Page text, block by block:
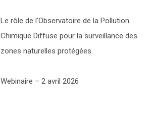
Le rôle de l’Observatoire de la Pollution
Chimique Diffuse pour la surveillance des
zones naturelles protégées.
Webinaire – 2 avril 2026